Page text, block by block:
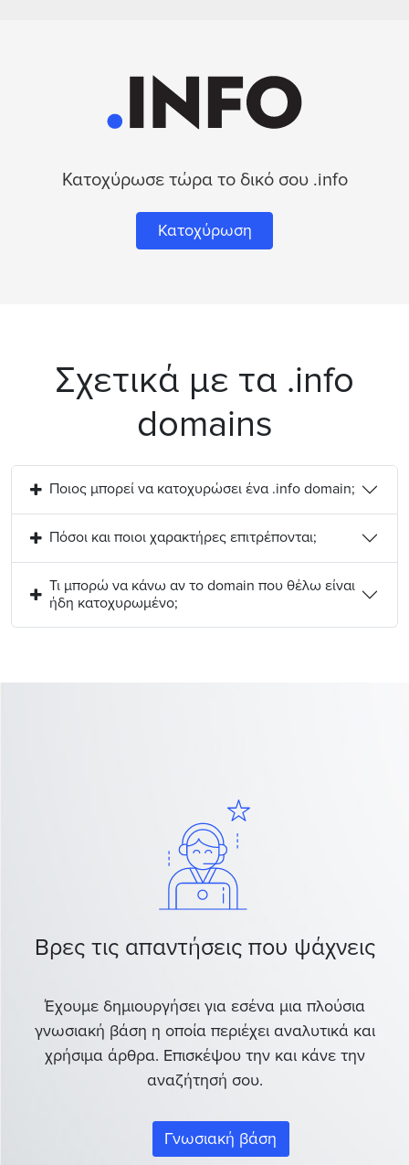
Κατοχύρωσε τώρα το δικό σου .info
Κατοχύρωση
Σχετικά με τα .info
domains
Ποιος μπορεί να κατοχυρώσει ένα .info domain;
Πόσοι και ποιοι χαρακτήρες επιτρέπονται;
Τι μπορώ να κάνω αν το domain που θέλω είναι
ήδη κατοχυρωμένο;
Βρες τις απαντήσεις που ψάχνεις
Έχουμε δημιουργήσει για εσένα μια πλούσια
γνωσιακή βάση η οποία περιέχει αναλυτικά και
χρήσιμα άρθρα. Επισκέψου την και κάνε την
αναζήτησή σου.
Γνωσιακή βάση